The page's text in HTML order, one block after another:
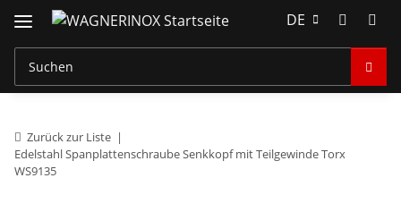
DE
Zurück zur Liste
Edelstahl Spanplattenschraube Senkkopf mit Teilgewinde Torx
WS9135